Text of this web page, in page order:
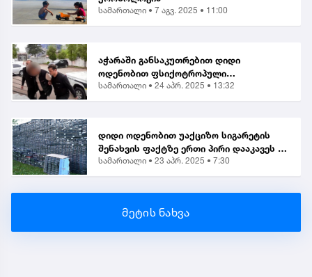
სამართალი • 7 აგვ. 2025 • 11:00
აჭარაში განსაკუთრებით დიდი
ოდენობით ფსიქოტროპული
ნივთიერების შეძენა-შენახვისა და
სამართალი • 24 აპრ. 2025 • 13:32
დიდი ოდენობით უაქციზო სიგარეტის
შენახვის ფაქტზე ერთი პირი დააკავეს |
საგამოძიებო
სამართალი • 23 აპრ. 2025 • 7:30
მეტის ნახვა